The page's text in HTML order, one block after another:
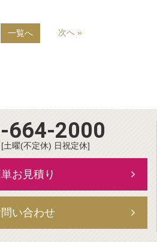
一覧へ 次へ »
664-2000
土曜(不定休) 日祝定休]
お見積り
い合わせ